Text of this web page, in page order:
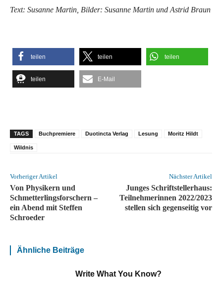
Text: Susanne Martin, Bilder: Susanne Martin und Astrid Braun
teilen teilen teilen
teilen E-Mail
TAGS Buchpremiere Duotincta Verlag Lesung Moritz Hildt
Wildnis
Vorheriger Artikel
Von Physikern und
Schmetterlingsforschern –
ein Abend mit Steffen
Schroeder
Nächster Artikel
Junges Schriftstellerhaus:
Teilnehmerinnen 2022/2023
stellen sich gegenseitig vor
Ähnliche Beiträge
Write What You Know?